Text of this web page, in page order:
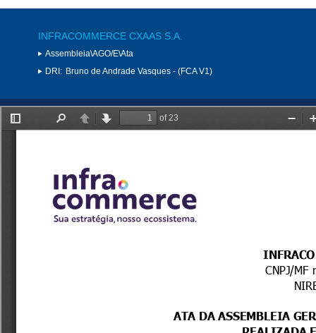
INFRACOMMERCE CXAAS S.A.
Assembleia\AGO/E\Ata
DRI: Bruno de Andrade Vasques - (FCA V1)